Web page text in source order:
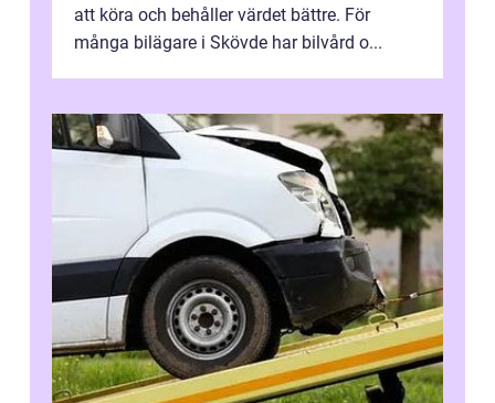
att köra och behåller värdet bättre. För
många bilägare i Skövde har bilvård o...